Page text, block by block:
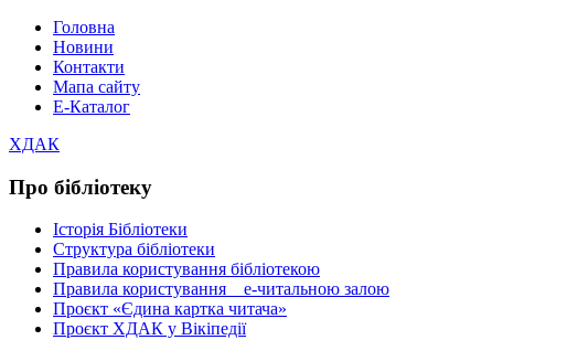
Головна
Новини
Контакти
Мапа сайту
Е-Каталог
ХДАК
Про бібліотеку
Історія Бібліотеки
Структура бібліотеки
Правила користування бібліотекою
Правила користування е-читальною залою
Проєкт «Єдина картка читача»
Проєкт ХДАК у Вікіпедії